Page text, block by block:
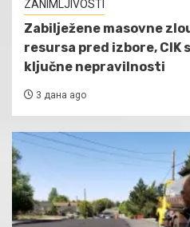
ZANIMLJIVOSTI
Zabilježene masovne
resursa pred izbore, CIK
ključne nepravilnosti
3 дана ago